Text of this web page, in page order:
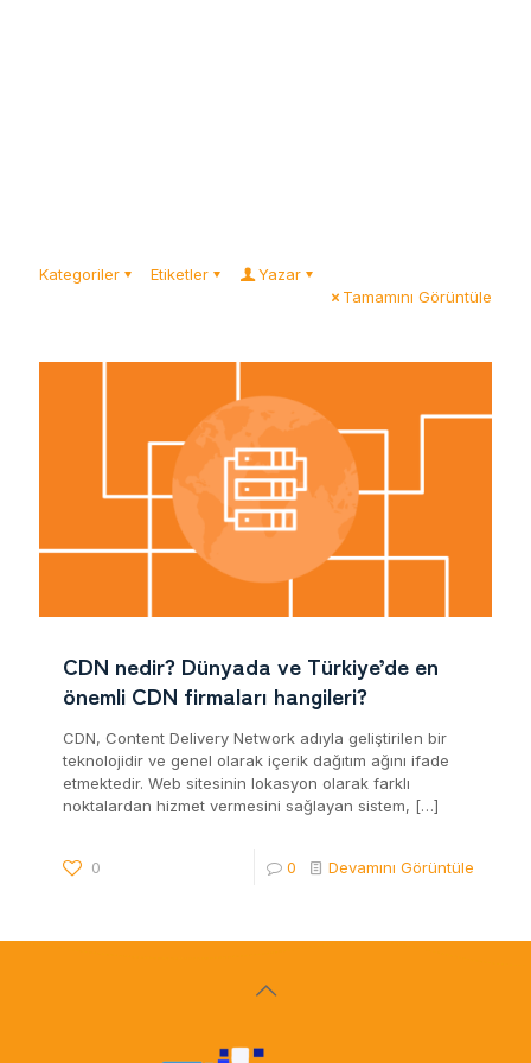
Kategoriler Etiketler
Yazar
Tamamını Görüntüle
CDN nedir? Dünyada ve Türkiye’de en
önemli CDN firmaları hangileri?
CDN, Content Delivery Network adıyla geliştirilen bir
teknolojidir ve genel olarak içerik dağıtım ağını ifade
etmektedir. Web sitesinin lokasyon olarak farklı
noktalardan hizmet vermesini sağlayan sistem, […]
0 0 Devamını Görüntüle